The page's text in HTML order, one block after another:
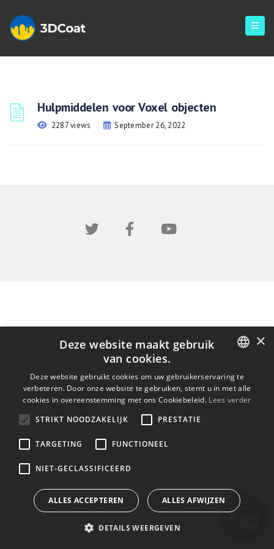
Hulpmiddelen voor Voxel objecten
2287 views September 26, 2022
ENGLISH
ESTONIAN
×
Deze website maakt gebruik
van cookies.
Deze website gebruikt cookies om uw gebruikerservaring te
verbeteren. Door onze website te gebruiken, stemt u in met alle
cookies in overeenstemming met ons Cookiebeleid. Lees verder
STRIKT NOODZAKELIJK
PRESTATIE
TARGETING FUNCTIONEEL
NIET-GECLASSIFICEERD
ALLES ACCEPTEREN ALLES AFWIJZEN
DETAILS WEERGEVEN